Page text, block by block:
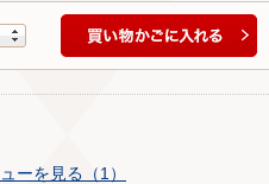
ーを見る（1）